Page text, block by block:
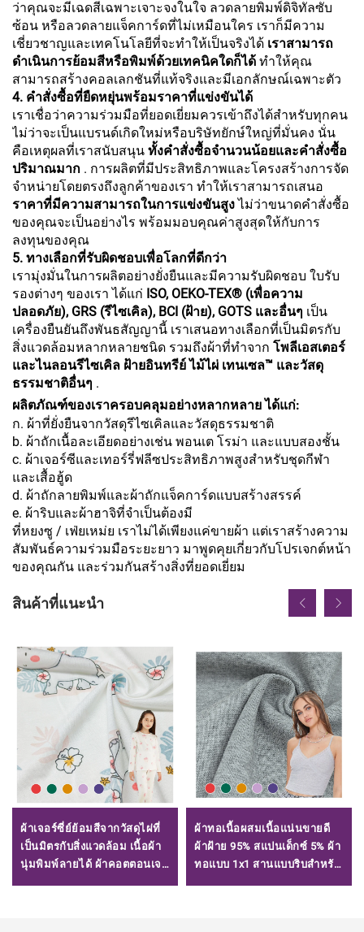
ว่าคุณจะมีเฉดสีเฉพาะเจาะจงในใจ ลวดลายพิมพ์ดิจิทัลซับ
ซ้อน หรือลวดลายแจ็คการ์ดที่ไม่เหมือนใคร เราก็มีความ
เชี่ยวชาญและเทคโนโลยีที่จะทำให้เป็นจริงได้ เราสามารถ
ดำเนินการย้อมสีหรือพิมพ์ด้วยเทคนิคใดก็ได้ ทำให้คุณ
สามารถสร้างคอลเลกชันที่แท้จริงและมีเอกลักษณ์เฉพาะตัว
4. คำสั่งซื้อที่ยืดหยุ่นพร้อมราคาที่แข่งขันได้
เราเชื่อว่าความร่วมมือที่ยอดเยี่ยมควรเข้าถึงได้สำหรับทุกคน
ไม่ว่าจะเป็นแบรนด์เกิดใหม่หรือบริษัทยักษ์ใหญ่ที่มั่นคง นั่น
คือเหตุผลที่เราสนับสนุน ทั้งคำสั่งซื้อจำนวนน้อยและคำสั่งซื้อ
ปริมาณมาก . การผลิตที่มีประสิทธิภาพและโครงสร้างการจัด
จำหน่ายโดยตรงถึงลูกค้าของเรา ทำให้เราสามารถเสนอ
ราคาที่มีความสามารถในการแข่งขันสูงไม่ว่าขนาดคำสั่งซื้อ
ของคุณจะเป็นอย่างไร พร้อมมอบคุณค่าสูงสุดให้กับการ
ลงทุนของคุณ
5. ทางเลือกที่รับผิดชอบเพื่อโลกที่ดีกว่า
เรามุ่งมั่นในการผลิตอย่างยั่งยืนและมีความรับผิดชอบ ใบรับ
รองต่างๆ ของเรา ได้แก่ ISO, OEKO-TEX® (เพื่อความ
ปลอดภัย), GRS (รีไซเคิล), BCI (ฝ้าย), GOTS และอื่นๆ เป็น
เครื่องยืนยันถึงพันธสัญญานี้ เราเสนอทางเลือกที่เป็นมิตรกับ
สิ่งแวดล้อมหลากหลายชนิด รวมถึงผ้าที่ทำจาก โพลีเอสเตอร์
และไนลอนรีไซเคิล ฝ้ายอินทรีย์ ไม้ไผ่ เทนเซล™ และวัสดุ
ธรรมชาติอื่นๆ .
ผลิตภัณฑ์ของเราครอบคลุมอย่างหลากหลาย ได้แก่:
ก. ผ้าที่ยั่งยืนจากวัสดุรีไซเคิลและวัสดุธรรมชาติ
b. ผ้าถักเนื้อละเอียดอย่างเช่น พอนเต โรม่า และแบบสองชั้น
c. ผ้าเจอร์ซีและเทอร์รี่ฟลีซประสิทธิภาพสูงสำหรับชุดกีฬา
และเสื้อฮู้ด
d. ผ้าถักลายพิมพ์และผ้าถักแจ็คการ์ดแบบสร้างสรรค์
e. ผ้าริบและผ้าฮาจิที่จำเป็นต้องมี
ที่หยงซู / เฟ่ยเหม่ย เราไม่ได้เพียงแค่ขายผ้า แต่เราสร้างความ
สัมพันธ์ความร่วมมือระยะยาว มาพูดคุยเกี่ยวกับโปรเจกต์หน้า
ของคุณกัน และร่วมกันสร้างสิ่งที่ยอดเยี่ยม
สินค้าที่แนะนำ
ผ้าเจอร์ซี่ย์ย้อมสีจากวัสดุไผ่ที่
เป็นมิตรกับสิ่งแวดล้อม เนื้อผ้า
นุ่มพิมพ์ลายได้ ผ้าคอตตอนเจ
ผ้าทอเนื้อผสมเนื้อแน่นขายดี
ผ้าฝ้าย 95% สแปนเด็กซ์ 5% ผ้า
ทอแบบ 1x1 สานแบบริบสำหรับ